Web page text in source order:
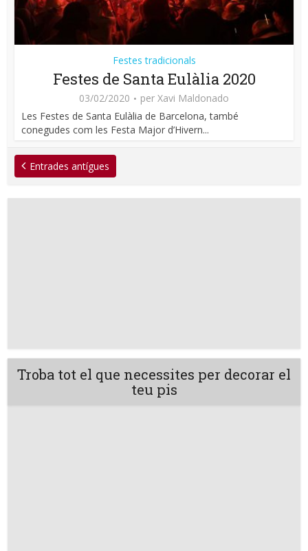
Festes tradicionals
Festes de Santa Eulàlia 2020
03/02/2020 per Xavi Maldonado
Les Festes de Santa Eulàlia de Barcelona, també
conegudes com les Festa Major d’Hivern...
Entrades antígues
Troba tot el que necessites per decorar el
teu pis